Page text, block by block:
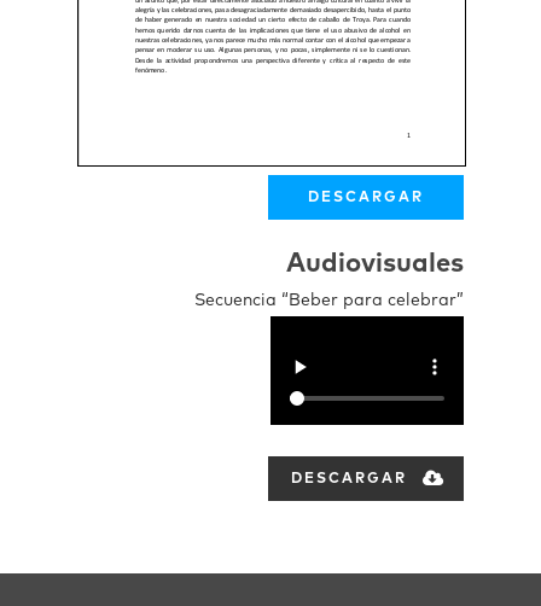
DESCARGAR
Audiovisuales
Secuencia “Beber para celebrar”
DESCARGAR